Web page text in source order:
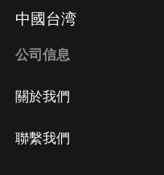
中國台湾
公司信息
關於我們
聯繫我們